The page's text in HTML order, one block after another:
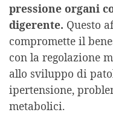
pressione organi
digerente. Questo
compromette il
con la regolazione
allo sviluppo di
ipertensione,
metabolici.